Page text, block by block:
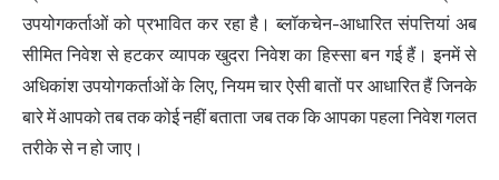
उपयोगकर्ताओं को प्रभावित कर रहा है। ब्लॉकचेन-आधारित संपत्तियां अब
सीमित निवेश से हटकर व्यापक खुदरा निवेश का हिस्सा बन गई हैं। इनमें से
अधिकांश उपयोगकर्ताओं के लिए, नियम चार ऐसी बातों पर आधारित हैं जिनके
बारे में आपको तब तक कोई नहीं बताता जब तक कि आपका पहला निवेश गलत
तरीके से न हो जाए।